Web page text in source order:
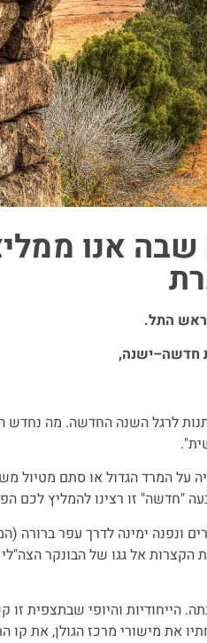
אנו
התל.
חדשה–ישנה,
לרגל השנה החדשה. מה
על המרד הגדול או סתם מטיול
"חדשה" זו רצינו להמליץ לכם
מזרחה בצומת הכניסה לשמורת גמלא נמשיך עוד כ-500 מטרים ונפנה
הקצרות אל גגו של הבונקר
הייחודיות והיופי שבתצפית זו
את מישורי מרכז הגולן, את קו